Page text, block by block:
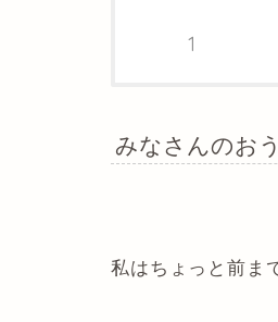
みなさんのお
私はちょっと前ま